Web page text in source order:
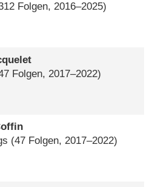
Folgen, 2016⁠–⁠2025)
Folgen, 2017⁠–⁠2022)
(47 Folgen, 2017⁠–⁠2022)